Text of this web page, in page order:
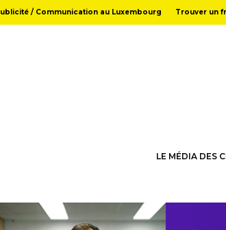
/ Communication au Luxembourg Trouver un
LE MÉDIA DES